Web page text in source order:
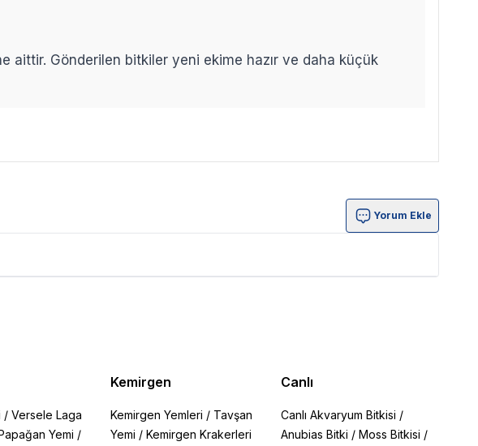
aittir. Gönderilen bitkiler yeni ekime hazır ve daha küçük
Yorum Ekle
/ Versele Laga
Yemi /
Kemirgen
Kemirgen Yemleri / Tavşan
Yemi / Kemirgen Krakerleri
Canlı
Canlı Akvaryum Bitkisi /
Anubias Bitki /Moss Bitkisi /